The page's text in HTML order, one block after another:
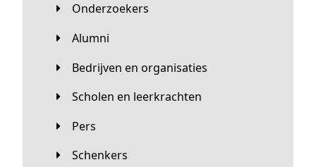
Onderzoekers
Alumni
Bedrijven en organisaties
Scholen en leerkrachten
Pers
Schenkers